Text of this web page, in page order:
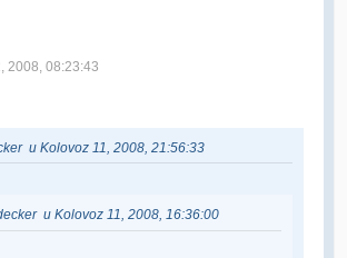
2008, 08:23:43
u Kolovoz 11, 2008, 21:56:33
u Kolovoz 11, 2008, 16:36:00